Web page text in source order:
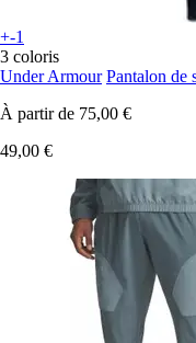
+-1
3 coloris
Under Armour Pantalon de
À partir de 75,00 €
49,00 €